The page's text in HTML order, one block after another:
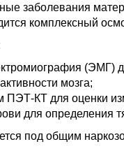
заболевания
комплексный
(ЭМГ)
мозга;
КТ для оценки
для определения
под общим